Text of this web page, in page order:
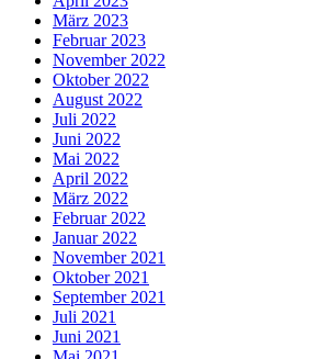
März 2023
Februar 2023
November 2022
Oktober 2022
August 2022
Juli 2022
Juni 2022
Mai 2022
April 2022
März 2022
Februar 2022
Januar 2022
November 2021
Oktober 2021
September 2021
Juli 2021
Juni 2021